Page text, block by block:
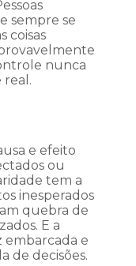
sempre se
coisas
nunca
real.
e efeito
ou
tem a
inesperados
quebra de
E a
e
de decisões.